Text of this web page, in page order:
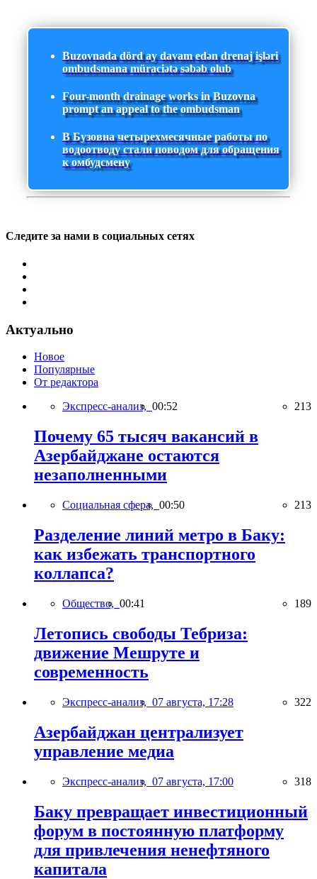
Buzovnada dörd ay davam edən drenaj işləri
ombudsmana müraciətə səbəb olub
Four-month drainage works in Buzovna
prompt an appeal to the ombudsman
В Бузовна четырехмесячные работы по
водоотводу стали поводом для обращения
к омбудсмену
Следите за нами в социальных сетях
Актуально
Новое
Популярные
От редактора
Экспресс-анализ, 00:52 213
Почему 65 тысяч вакансий в
Азербайджане остаются
незаполненными
Социальная сфера, 00:50 213
Разделение линий метро в Баку:
как избежать транспортного
коллапса?
Общество, 00:41 189
Летопись свободы Тебриза:
движение Мешруте и
современность
Экспресс-анализ, 07 августа, 17:28 322
Азербайджан централизует
управление медиа
Экспресс-анализ, 07 августа, 17:00 318
Баку превращает инвестиционный
форум в постоянную платформу
для привлечения ненефтяного
капитала